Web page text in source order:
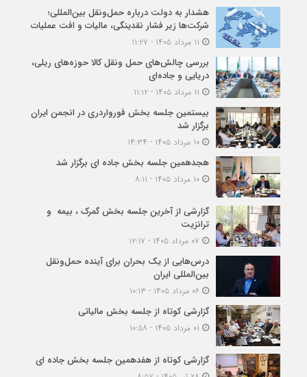
هشدار به دولت درباره حمل‌ونقل بین‌المللی؛
شرکت‌ها زیر فشار نقدینگی، مالیات و افت عملیات
بررسی چالش‌های حمل ونقل کالا حوزه‌های ریلی،
دریایی و جاده‌ای
بیستمین جلسه بخش فورواردری در انجمن ایران
برگزار شد
۱۰ مرداد ۱۴۰۵ - ۱۴:۳۴
هجدهمین جلسه بخش جاده ای برگزار شد
۱۰ مرداد ۱۴۰۵ - ۸:۱۱
گزارشی از آخرین جلسه بخش گمرک ، بیمه و
ترانزیت
درس‌هایی از یک بحران برای آینده حمل‌ونقل
بین‌المللی ایران
گزارشی کوتاه از جلسه بخش مالیاتی
گزارشی کوتاه از هفدهمین جلسه بخش جاده ای